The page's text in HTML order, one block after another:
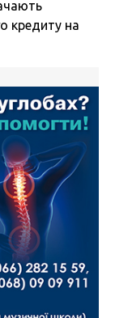
кредиту на